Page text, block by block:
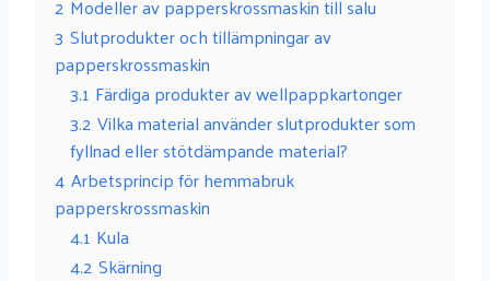
2 Modeller av papperskrossmaskin till salu
3 Slutprodukter och tillämpningar av
papperskrossmaskin
3.1 Färdiga produkter av wellpappkartonger
3.2 Vilka material använder slutprodukter som
fyllnad eller stötdämpande material?
4 Arbetsprincip för hemmabruk
papperskrossmaskin
4.1 Kula
4.2 Skärning